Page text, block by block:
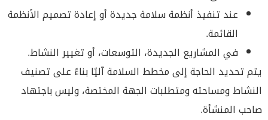
عند تنفيذ أنظمة سلامة جديدة أو إعادة تصميم الأنظمة
القائمة.
في المشاريع الجديدة، التوسعات، أو تغيير النشاط.
يتم تحديد الحاجة إلى مخطط السلامة آليًا بناءً على تصنيف
النشاط ومساحته ومتطلبات الجهة المختصة، وليس باجتهاد
صاحب المنشأة.